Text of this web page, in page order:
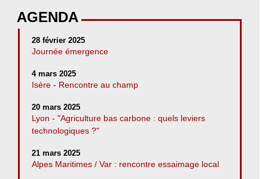
AGENDA
28 février 2025
Journée émergence
4 mars 2025
Isère - Rencontre au champ
20 mars 2025
Lyon - "Agriculture bas carbone : quels leviers
technologiques ?"
21 mars 2025
Alpes Maritimes / Var : rencontre essaimage local